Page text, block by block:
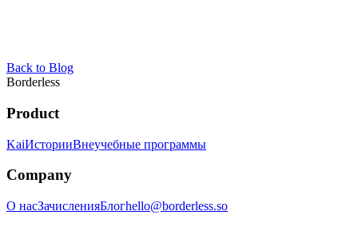
Back to Blog
Borderless
Product
KaiИсторииВнеучебные программы
Company
О насЗачисленияБлогhello@borderless.so